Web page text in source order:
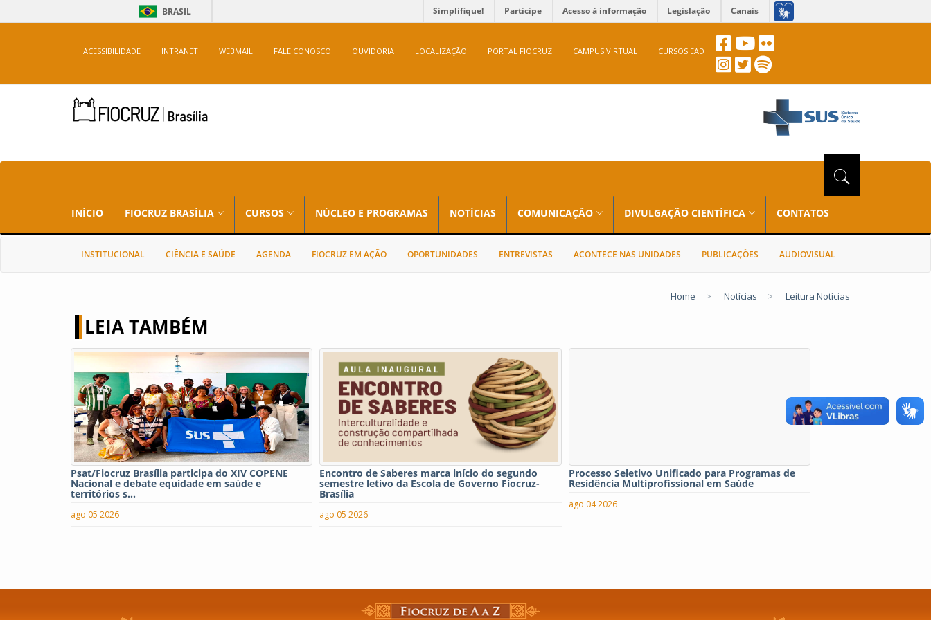
BRASIL Simplifique! Participe Acesso à informação Legislação Canais
ACESSIBILIDADE INTRANET WEBMAIL FALE CONOSCO OUVIDORIA LOCALIZAÇÃO PORTAL FIOCRUZ CAMPUS VIRTUAL CURSOS EAD
INÍCIO FIOCRUZ BRASÍLIA CURSOS NÚCLEO E PROGRAMAS NOTÍCIAS COMUNICAÇÃO DIVULGAÇÃO CIENTÍFICA CONTATOS
INSTITUCIONAL CIÊNCIA E SAÚDE AGENDA FIOCRUZ EM AÇÃO OPORTUNIDADES ENTREVISTAS ACONTECE NAS UNIDADES PUBLICAÇÕES AUDIOVISUAL
Home > Notícias > Leitura Notícias
LEIA TAMBÉM
Psat/Fiocruz Brasília participa do XIV COPENE
Nacional e debate equidade em saúde e
territórios s...
ago 05 2026
Encontro de Saberes marca início do segundo
semestre letivo da Escola de Governo Fiocruz-
Brasília
ago 05 2026
Processo Seletivo Unificado para Programas de
Residência Multiprofissional em Saúde
ago 04 2026